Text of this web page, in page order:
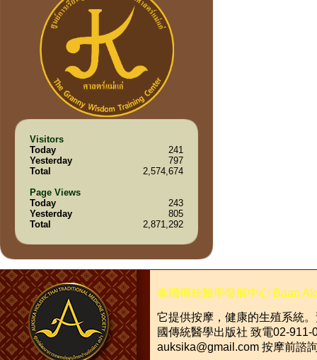
Visitors
Today
241
Yesterday
797
Total
2,574,674
Page Views
Today
243
Yesterday
805
Total
2,871,292
泰國傳統醫學發展中心 Baan
它提供按摩，健康的生殖系統。
國傳統醫學出版社 致電02-911-
auksika@gmail.com 按摩前諮